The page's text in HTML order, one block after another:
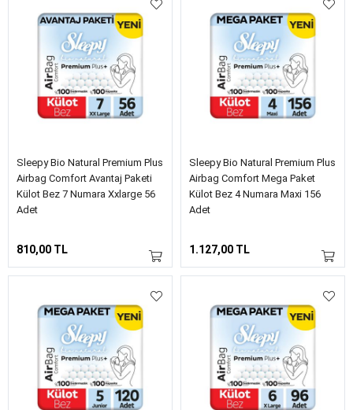
Sleepy Bio Natural Premium Plus
Airbag Comfort Avantaj Paketi
Külot Bez 7 Numara Xxlarge 56
Adet
810,00 TL
Sleepy Bio Natural Premium Plus
Airbag Comfort Mega Paket
Külot Bez 4 Numara Maxi 156
Adet
1.127,00 TL